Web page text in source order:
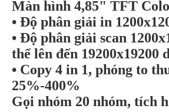
Màn hình 4,85" TFT
• Độ phân giải in
• Độ phân giải scan
thể lên đến 19200x19200
• Copy 4 in 1, phóng to
25%-400%
Gọi nhóm 20 nhóm, tích